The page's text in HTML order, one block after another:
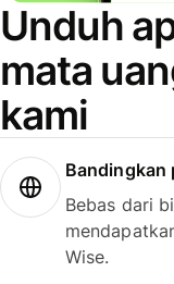
Unduh
mata
kami
Bandingkan
Bebas dari
Wise.